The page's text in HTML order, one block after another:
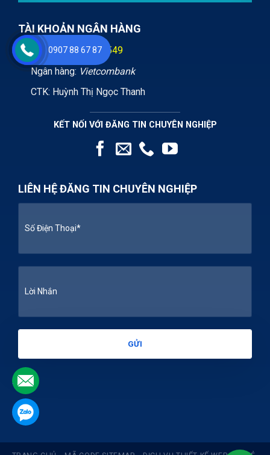
TÀI KHOẢN NGÂN HÀNG
STK:0071000893549
Ngân hàng: Vietcombank
CTK: Huỳnh Thị Ngọc Thanh
KẾT NỐI VỚI ĐĂNG TIN CHUYÊN NGHIỆP
LIÊN HỆ ĐĂNG TIN CHUYÊN NGHIỆP
0907 88 67 87
.
.